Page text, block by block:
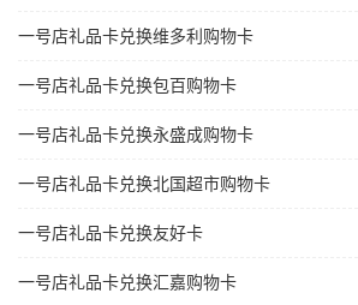
一号店礼品卡兑换维多利购物卡
一号店礼品卡兑换包百购物卡
一号店礼品卡兑换永盛成购物卡
一号店礼品卡兑换北国超市购物卡
一号店礼品卡兑换友好卡
一号店礼品卡兑换汇嘉购物卡